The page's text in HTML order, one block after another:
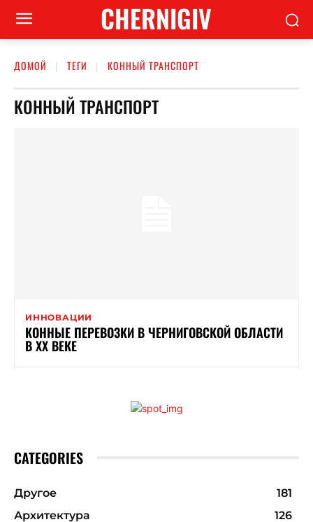
CHERNIGIV
ДОМОЙ ТЕГИ КОННЫЙ ТРАНСПОРТ
КОННЫЙ ТРАНСПОРТ
ИННОВАЦИИ
КОННЫЕ ПЕРЕВОЗКИ В ЧЕРНИГОВСКОЙ ОБЛАСТИ
В XX ВЕКЕ
CATEGORIES
Другое
181
Архитектура
126